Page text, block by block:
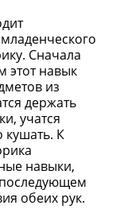
Сначала
этот навык
из
держать
учатся
кушать. К
навыки,
обеих рук.